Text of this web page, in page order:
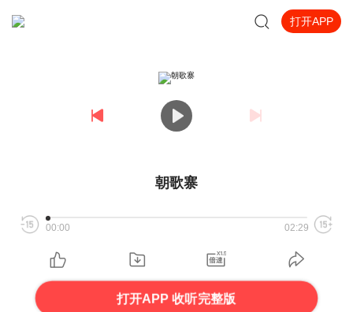
打开APP
朝歌寨
00:00 02:29
打开APP 收听完整版